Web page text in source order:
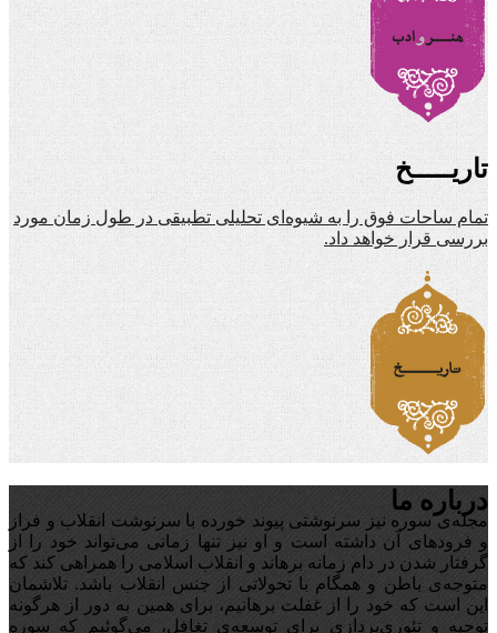
تاریـــــخ
تمام ساحات فوق را به شیوه‌ای تحلیلی تطبیقی در طول زمان مورد
بررسی قرار خواهد داد.
درباره ما
مجله‌ی سوره نیز سرنوشتی پیوند خورده با سرنوشت انقلاب و فراز
و فرودهای آن داشته است و او نیز تنها زمانی می‌تواند خود را از
گرفتار شدن در دام زمانه برهاند و انقلاب اسلامی را همراهی کند که
متوجه‌ی باطن و همگام با تحولاتی از جنس انقلاب باشد. تلاشمان
این است که خود را از غفلت برهانیم، برای همین به دور از هرگونه
توجیه‌ و تئوری‌پردازی برای توسعه‌ی تغافل،‌ می‌گوئیم که سوره